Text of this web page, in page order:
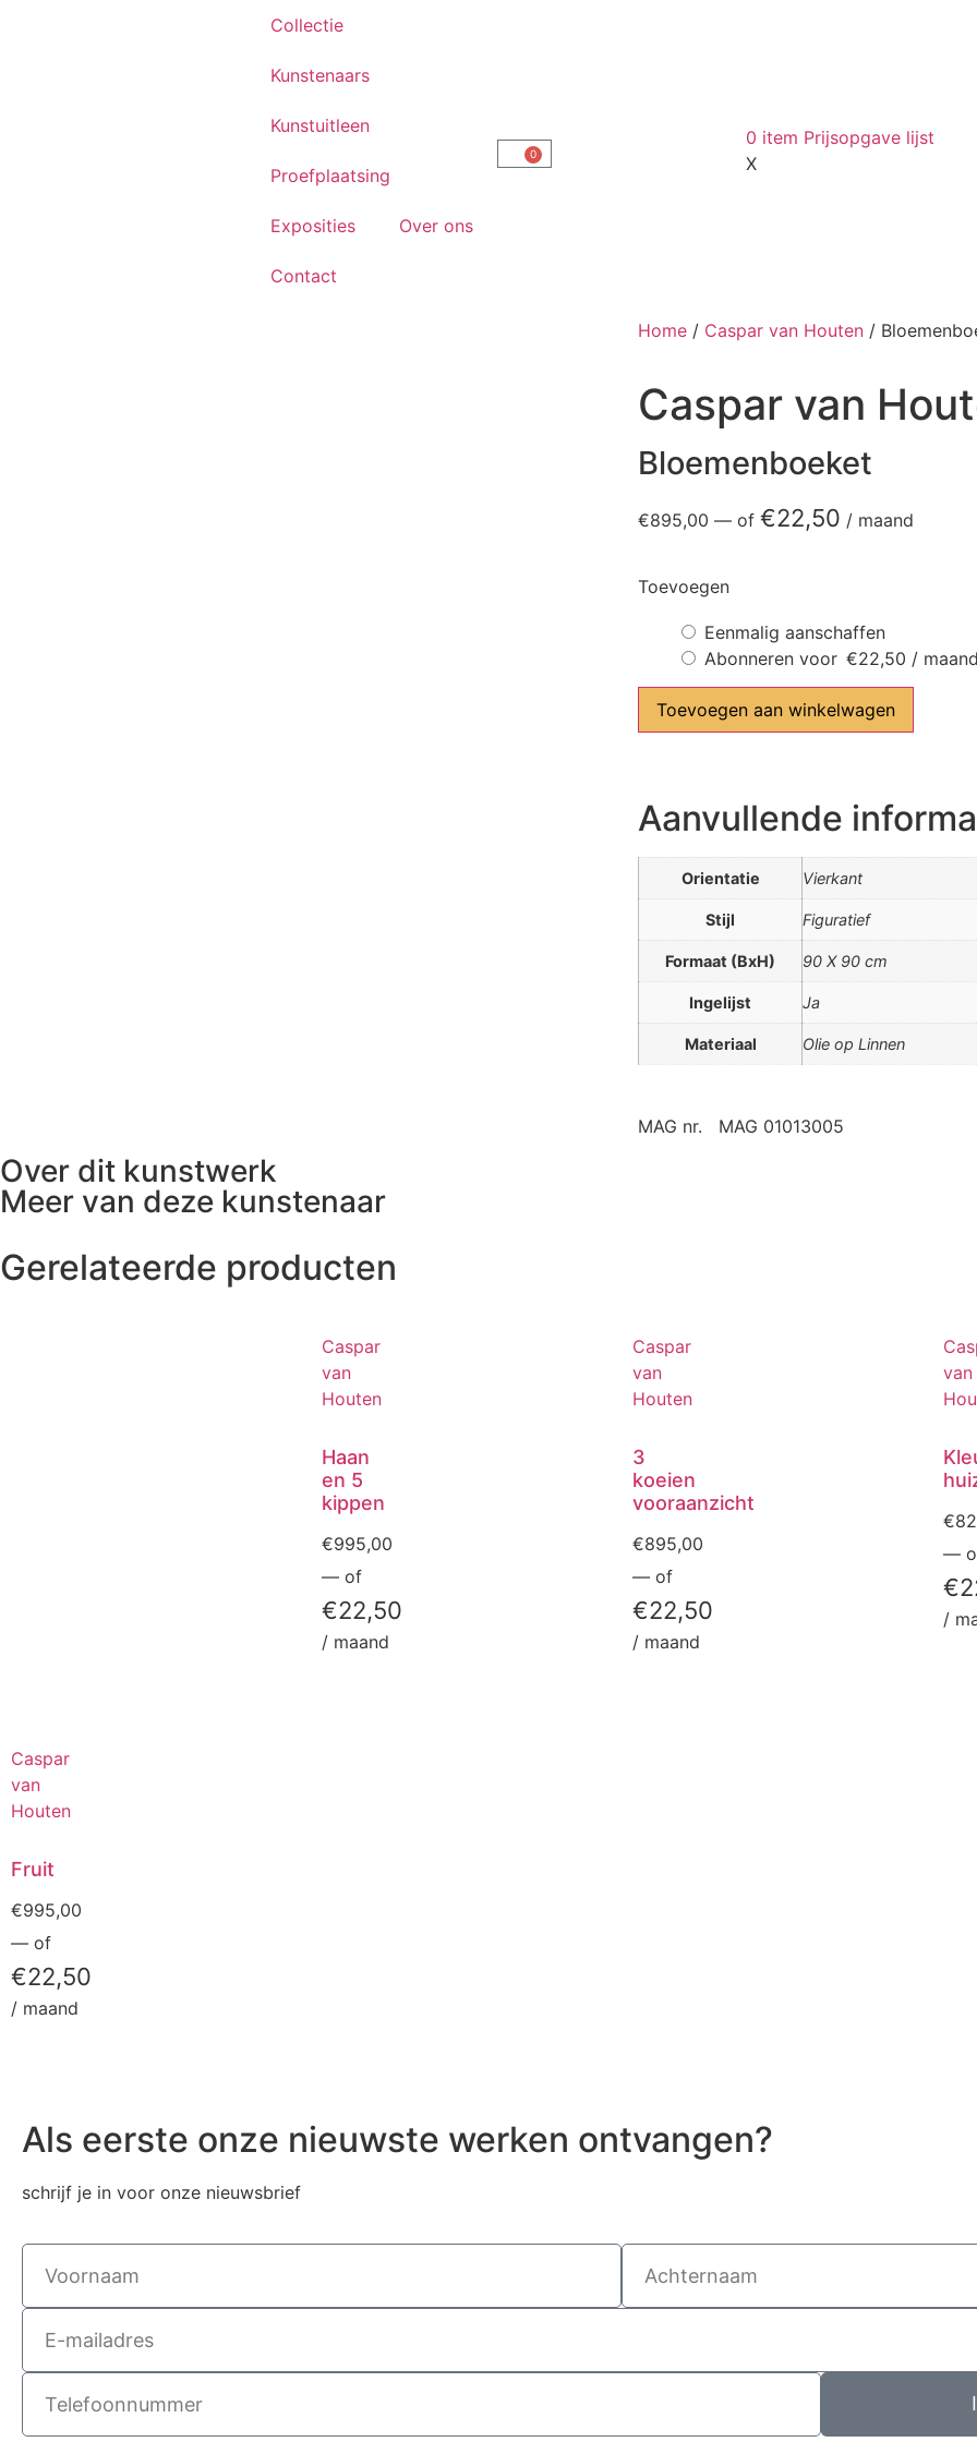
Collectie
Kunstenaars
Kunstuitleen
Proefplaatsing
Exposities Over ons
Contact
0
0 item Prijsopgave lijst
X
Home / Caspar van Houten /
Caspar van
Bloemenboeket
€895,00 — of €22,50 / maand
Toevoegen
Eenmalig aanschaffen
Abonneren voor €22,50 / maand
Toevoegen aan winkelwagen
Aanvullende
Orientatie Vierkant
Stijl Figuratief
Formaat (BxH) 90 X 90 cm
Ingelijst Ja
Materiaal Olie op Linnen
MAG nr. MAG 01013005
Over dit kunstwerk
Meer van deze kunstenaar
Gerelateerde producten
Caspar
van
Houten
Haan
en 5
kippen
€995,00
— of
€22,50
/ maand
Caspar
van
Houten
3
koeien
vooraanzicht
€895,00
— of
€22,50
/ maand
van
€
—
€
/
Caspar
van
Houten
Fruit
€995,00
— of
€22,50
/ maand
Als eerste onze nieuwste werken ontvangen?
schrijf je in voor onze nieuwsbrief